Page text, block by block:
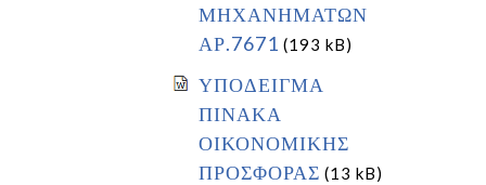
ΜΗΧΑΝΗΜΑΤΩΝ
ΑΡ.7671 (193 kB)
ΥΠΟΔΕΙΓΜΑ
ΠΙΝΑΚΑ
ΟΙΚΟΝΟΜΙΚΗΣ
ΠΡΟΣΦΟΡΑΣ (13 kB)